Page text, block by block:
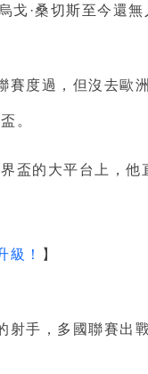
·桑切斯至今還無
度過，但沒去
。
的大平台上，他
級！ 】
射手，多國聯賽